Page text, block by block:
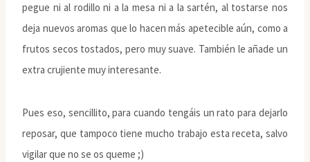
pegue ni al rodillo ni a la mesa ni a la sartén, al tostarse nos
deja nuevos aromas que lo hacen más apetecible aún, como a
frutos secos tostados, pero muy suave. También le añade un
extra crujiente muy interesante.
Pues eso, sencillito, para cuando tengáis un rato para dejarlo
reposar, que tampoco tiene mucho trabajo esta receta, salvo
vigilar que no se os queme ;)